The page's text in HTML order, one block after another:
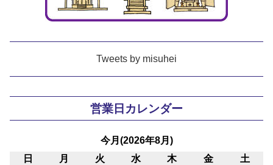
Tweets by misuhei
営業日カレンダー
今月(2026年8月)
日
月 火 水 木 金
土